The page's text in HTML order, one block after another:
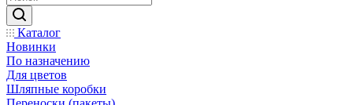
Каталог
Новинки
По назначению
Для цветов
Шляпные коробки